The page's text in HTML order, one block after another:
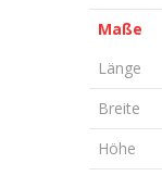
Maße
Länge
Breite
Höhe